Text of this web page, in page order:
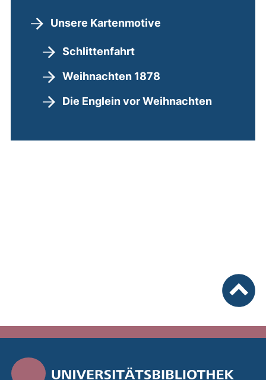
Unsere Kartenmotive
Schlittenfahrt
Weihnachten 1878
Die Englein vor Weihnachten